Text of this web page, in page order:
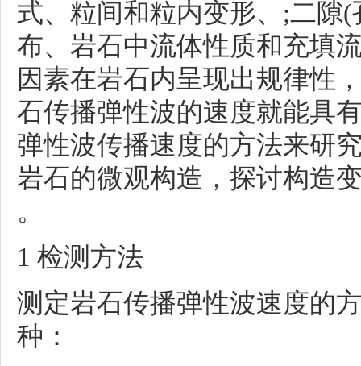
式、粒间和粒内变形、;二隙
布、岩石中流体性质和充填
因素在岩石内呈现出规律性
石传播弹性波的速度就能具
弹性波传播速度的方法来研
岩石的微观构造，探讨构造
。
1 检测方法
测定岩石传播弹性波速度的
种：